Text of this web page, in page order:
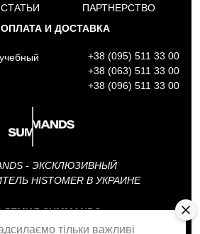
СТАТЬИ
ПАРТНЕРСТВО
ОПЛАТА И ДОСТАВКА
+38 (095) 511 33 00
+38 (063) 511 33 00
+38 (096) 511 33 00
- ЭКСКЛЮЗИВНЫЙ
HISTOMER В УКРАИНЕ
SUMMANDS
тільки важливі